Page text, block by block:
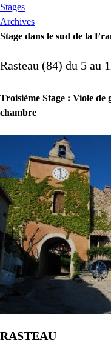
Stages
Archives
Stage dans le sud de la
Rasteau (84) du 5 au
Troisième Stage : Viole
chambre
RASTEAU